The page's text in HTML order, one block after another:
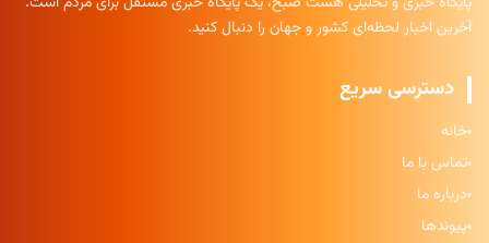
آخرین اخبار لحظه‌ای کشور و جهان را دنبال کنید.
دسترسی سریع
خانه
تماس با ما
درباره ما
پیوندها